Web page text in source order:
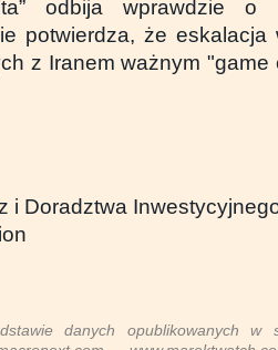
odbija wprawdzie
potwierdza, że
z Iranem ważnym
i Doradztwa
danych opublikowanych w